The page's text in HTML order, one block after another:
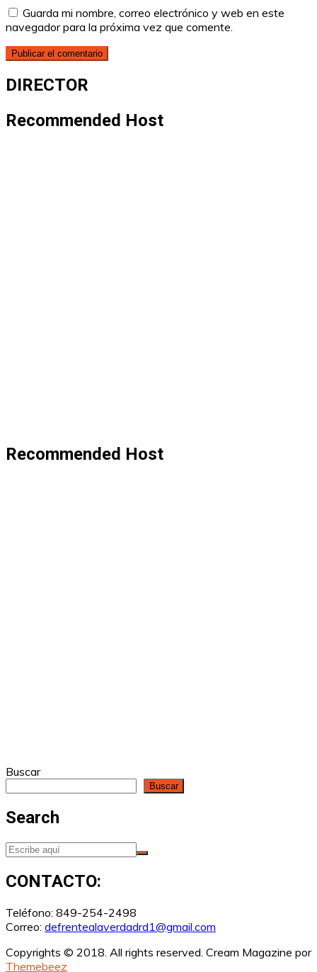
Guarda mi nombre, correo electrónico y web en este
navegador para la próxima vez que comente.
DIRECTOR
Recommended Host
Recommended Host
Buscar
Buscar
Search
CONTACTO:
Teléfono: 849-254-2498
Correo: defrentealaverdadrd1@gmail.com
Copyrights © 2018. All rights reserved. Cream Magazine por
Themebeez